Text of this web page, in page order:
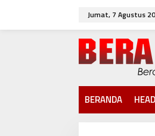
w
Jumat, 7 Agustus
BERANDA